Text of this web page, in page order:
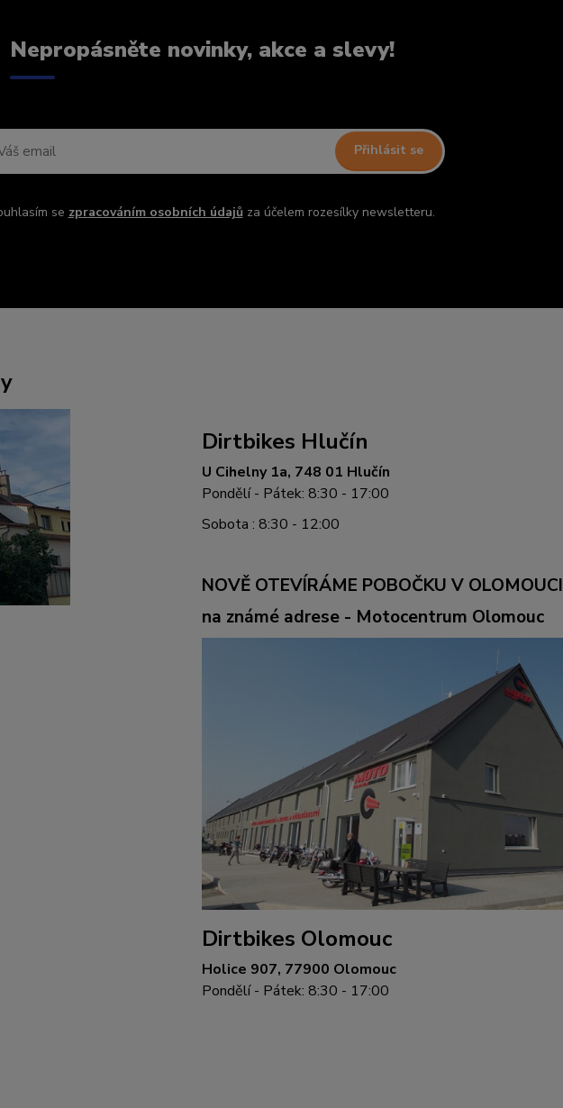
Nepropásněte novinky, akce a slevy!
Přihlásit se
se zpracováním osobních údajůza účelem rozesílky newsletteru.
Dirtbikes Hlučín
U Cihelny 1a, 748 01 Hlučín
Pondělí - Pátek: 8:30 - 17:00
Sobota : 8:30 - 12:00
NOVĚ OTEVÍRÁME POBOČKU V OLOMOUCI
na známé adrese - Motocentrum Olomouc
Dirtbikes Olomouc
Holice 907, 77900 Olomouc
Pondělí - Pátek: 8:30 - 17:00